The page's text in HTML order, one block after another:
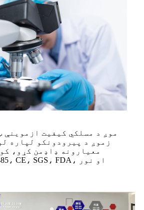
موږ د مسلکي کیفیت ازموینې
زموږ د پیرودونکو لپاره
معیارونه ډاډمن کړو،